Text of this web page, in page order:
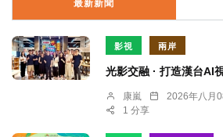
最新新聞
影視 兩岸
光影交融 · 打造漢台AI
康嵐 2026年八月
1 分享